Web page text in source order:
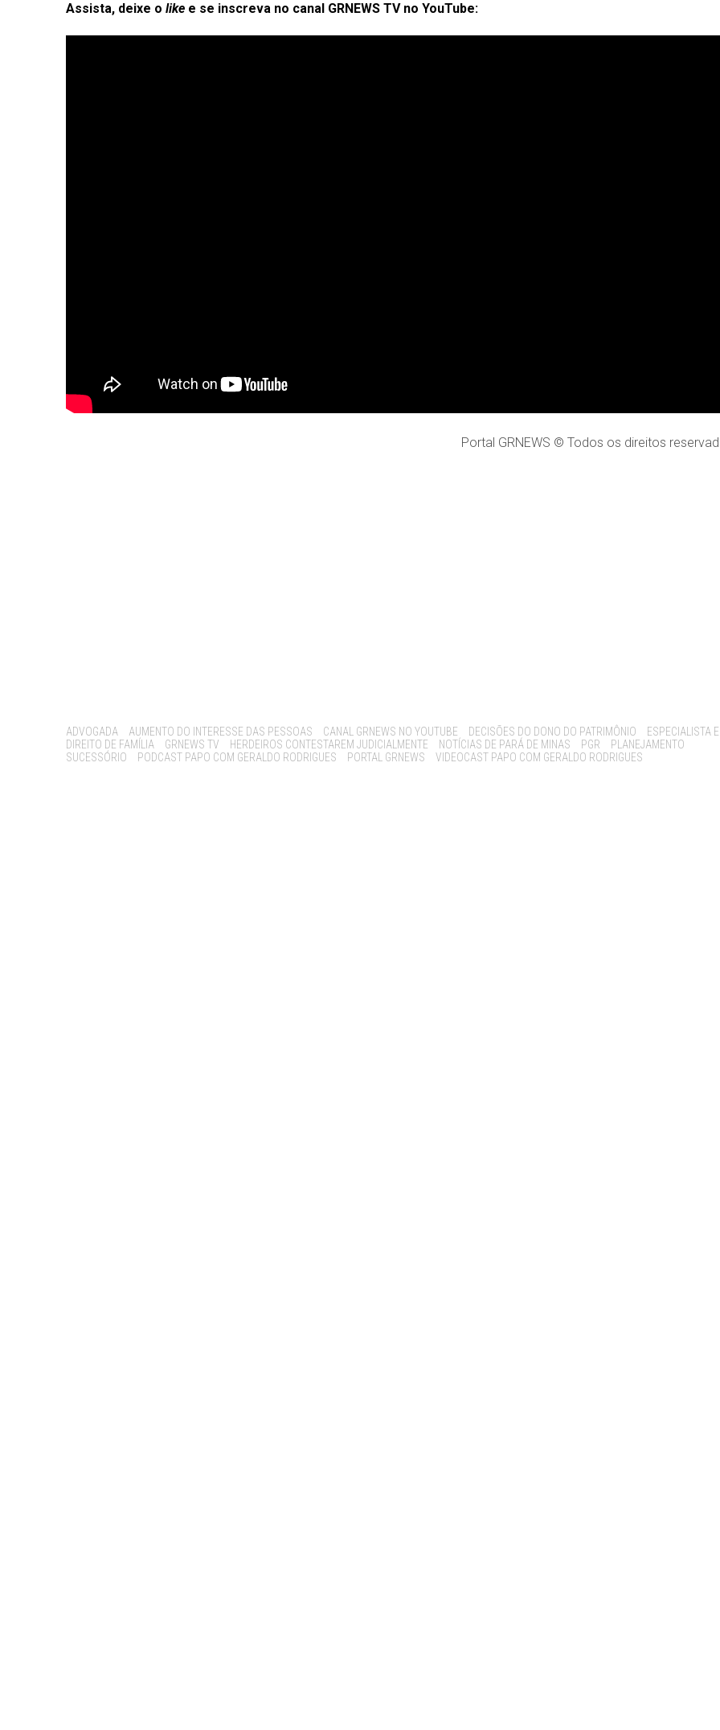
Assista, deixe o like e se inscreva no canal GRNEWS TV no YouTube:
Portal GRNEWS © Todos os direitos
Tags:
ADVOGADA AUMENTO DO INTERESSE DAS PESSOAS CANAL GRNEWS NO YOUTUBE DECISÕES DO DONO DO PATRIMÔNIO
ESPECIALISTA
DIREITO DE FAMÍLIA
GRNEWS TV HERDEIROS CONTESTAREM JUDICIALMENTE NOTÍCIAS DE PARÁ DE MINAS PGR
PLANEJAMENTO
SUCESSÓRIO
PODCAST PAPO COM GERALDO RODRIGUES PORTAL GRNEWS VIDEOCAST PAPO COM GERALDO RODRIGUES